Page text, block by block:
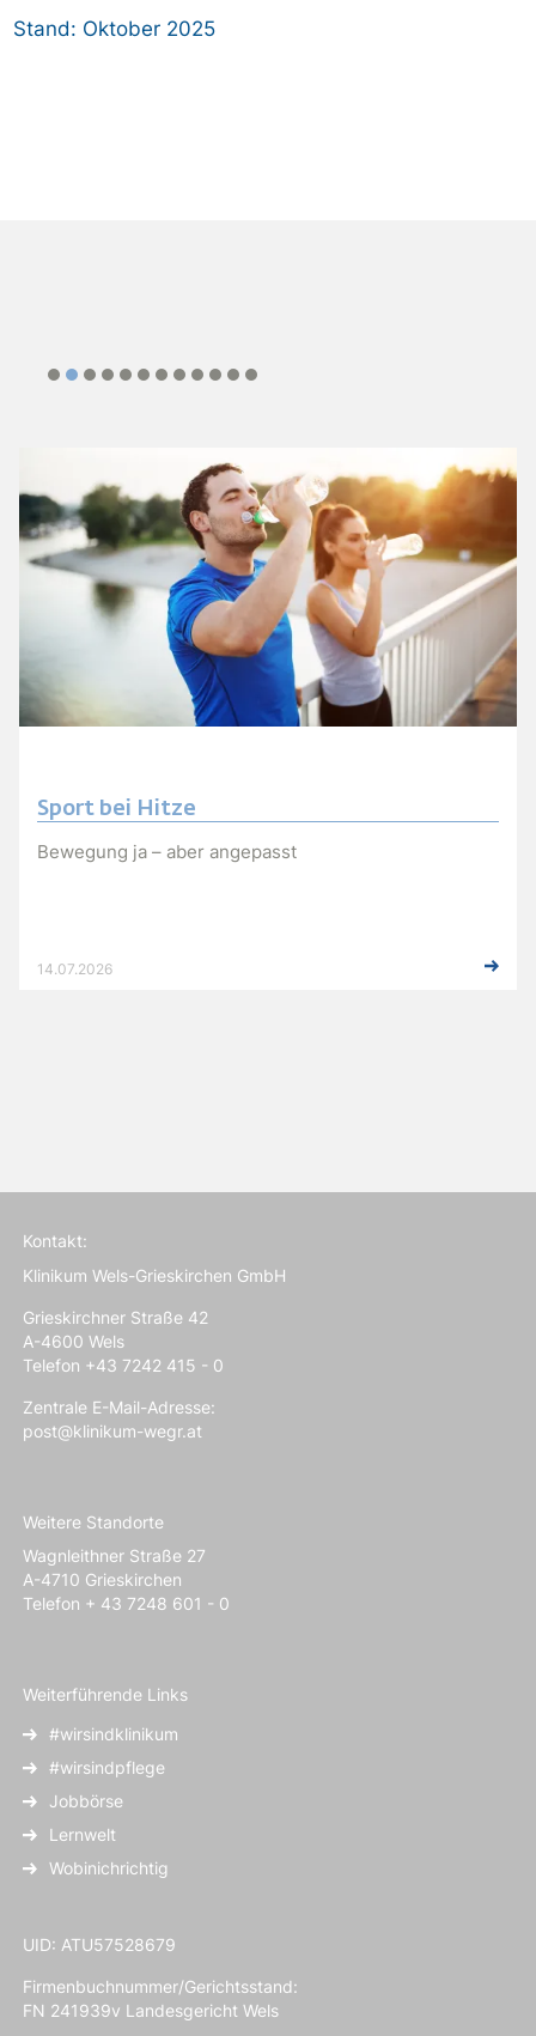
Stand: Oktober 2025
Sport bei Hitze
Bewegung ja – aber angepasst
14.07.2026
Kontakt:
Klinikum Wels-Grieskirchen GmbH
Grieskirchner Straße 42
A-4600 Wels
Telefon +43 7242 415 - 0
Zentrale E-Mail-Adresse:
post@klinikum-wegr.at
Weitere Standorte
Wagnleithner Straße 27
A-4710 Grieskirchen
Telefon + 43 7248 601 - 0
Weiterführende Links
#wirsindklinikum
#wirsindpflege
Jobbörse
Lernwelt
Wobinichrichtig
UID: ATU57528679
Firmenbuchnummer/Gerichtsstand:
FN 241939v Landesgericht Wels